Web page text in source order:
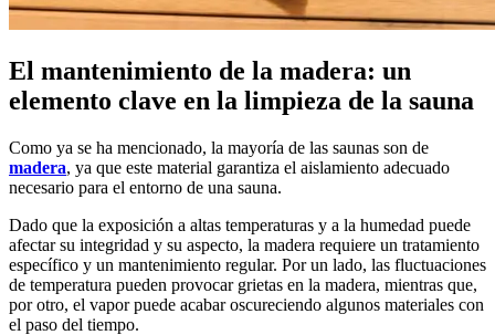
El mantenimiento de la madera: un
elemento clave en la limpieza de la sauna
Como ya se ha mencionado, la mayoría de las saunas son de
madera, ya que este material garantiza el aislamiento adecuado
necesario para el entorno de una sauna.
Dado que la exposición a altas temperaturas y a la humedad puede
afectar su integridad y su aspecto, la madera requiere un tratamiento
específico y un mantenimiento regular. Por un lado, las fluctuaciones
de temperatura pueden provocar grietas en la madera, mientras que,
por otro, el vapor puede acabar oscureciendo algunos materiales con
el paso del tiempo.